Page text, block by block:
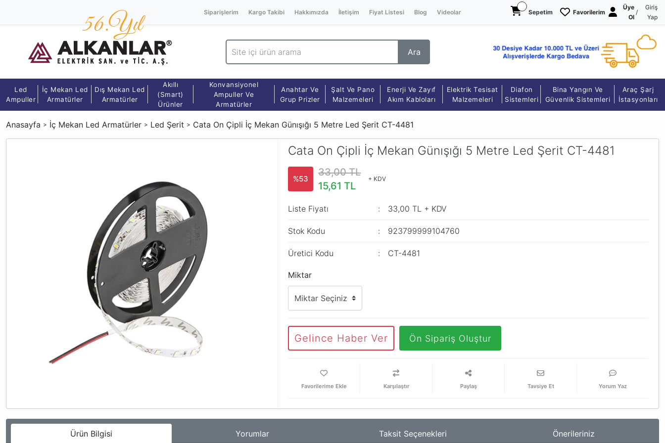
Siparişlerim Kargo Takibi Hakkımızda İletişim Fiyat Listesi Blog Videolar Sepetim Favorilerim
Üye
Ol
/
Giriş
Yap
Ara
Led
Ampuller
İç Mekan Led
Armatürler
Dış Mekan Led
Armatürler
Akıllı
(Smart)
Ürünler
Konvansiyonel
Ampuller Ve
Armatürler
Anahtar Ve
Grup Prizler
Şalt Ve Pano
Malzemeleri
Enerji Ve Zayıf
Akım Kabloları
Elektrik Tesisat
Malzemeleri
Diafon
Sistemleri
Bina Yangın Ve
Güvenlik Sistemleri
Araç Şarj
İstasyonları
Anasayfa İç Mekan Led Armatürler Led Şerit Cata On Çipli İç Mekan Günışığı 5 Metre Led Şerit CT-4481
Cata On Çipli İç Mekan Günışığı 5 Metre Led Şerit CT-4481
%53
33,00 TL
15,61 TL
+ KDV
Liste Fiyatı 33,00 TL + KDV
Stok Kodu 923799999104760
Üretici Kodu CT-4481
Miktar
Gelince Haber Ver Ön Sipariş Oluştur
Karşılaştır Paylaş Tavsiye Et Yorum Yaz
Ürün Bilgisi Yorumlar Taksit Seçenekleri Önerileriniz